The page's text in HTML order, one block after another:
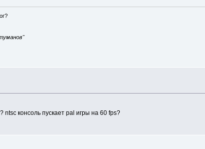
консоль пускает pal игры на 60 fps?